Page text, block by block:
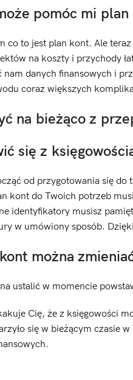
pomóc mi plan
co to jest plan kont. Ale
na koszty i przychody
nam danych finansowych i
coraz większych
na bieżąco z
się z
od przygotowania się do
kont do Twoich potrzeb
identyfikatory musisz
w umówiony sposób.
można
ustalić w momencie
Cię, że z księgowości
się w bieżącym czasie